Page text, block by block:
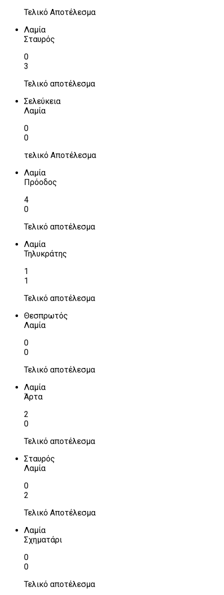
Τελικό Αποτέλεσμα
Λαμία
Σταυρός
0
3
Τελικό αποτέλεσμα
Σελεύκεια
Λαμία
0
0
τελικό Αποτέλεσμα
Λαμία
Πρόοδος
4
0
Τελικό αποτέλεσμα
Λαμία
Τηλυκράτης
1
1
Τελικό αποτέλεσμα
Θεσπρωτός
Λαμία
0
0
Τελικό αποτέλεσμα
Λαμία
Άρτα
2
0
Τελικό αποτέλεσμα
Σταυρός
Λαμία
0
2
Τελικό Αποτέλεσμα
Λαμία
Σχηματάρι
0
0
Τελικό αποτέλεσμα